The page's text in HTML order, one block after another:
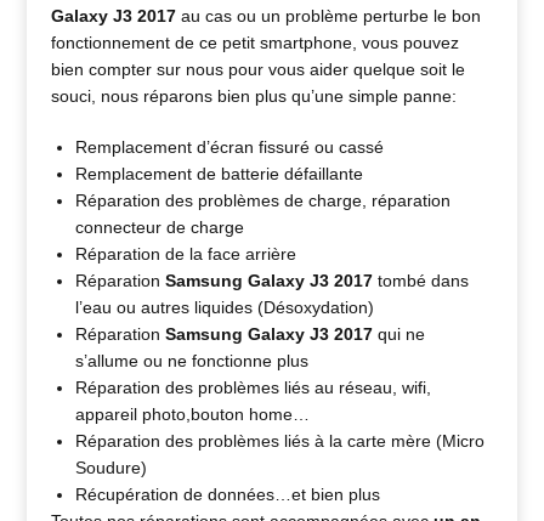
Galaxy J3 2017au cas ou un problème perturbe le bon
fonctionnement de ce petit smartphone, vous pouvez
bien compter sur nous pour vous aider quelque soit le
souci, nous réparons bien plus qu’une simple panne:
Remplacement d’écran fissuré ou cassé
Remplacement de batterie défaillante
Réparation des problèmes de charge, réparation
connecteur de charge
Réparation de la face arrière
Réparation Samsung Galaxy J3 2017tombé dans
l’eau ou autres liquides (Désoxydation)
RéparationSamsung Galaxy J3 2017qui ne
s’allume ou ne fonctionne plus
Réparation des problèmes liés au réseau, wifi,
appareil photo,bouton home…
Réparation des problèmes liés à la carte mère (Micro
Soudure)
Récupération de données…et bien plus